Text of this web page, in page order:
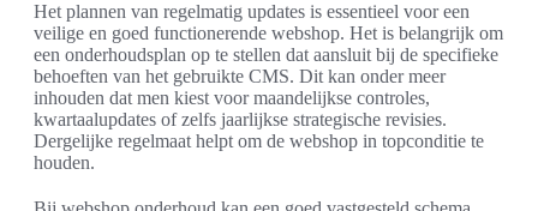
Het plannen van regelmatig updates is essentieel voor een
veilige en goed functionerende webshop. Het is belangrijk om
een onderhoudsplan op te stellen dat aansluit bij de specifieke
behoeften van het gebruikte CMS. Dit kan onder meer
inhouden dat men kiest voor maandelijkse controles,
kwartaalupdates of zelfs jaarlijkse strategische revisies.
Dergelijke regelmaat helpt om de webshop in topconditie te
houden.